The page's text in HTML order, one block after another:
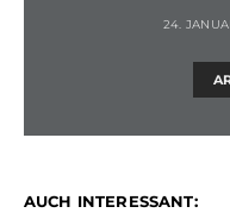
24.
AUCH INTERESSANT: